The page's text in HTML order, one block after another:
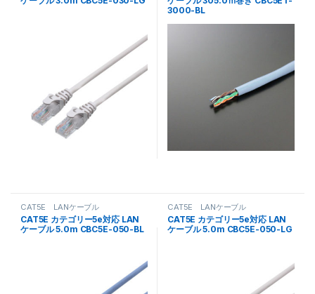
3000-BL
CAT5E LANケーブル
CAT5E カテゴリー5e対応 LAN
ケーブル 5.0m CBC5E-050-BL
CAT5E LANケーブル
CAT5E カテゴリー5e対応 LAN
ケーブル 5.0m CBC5E-050-LG